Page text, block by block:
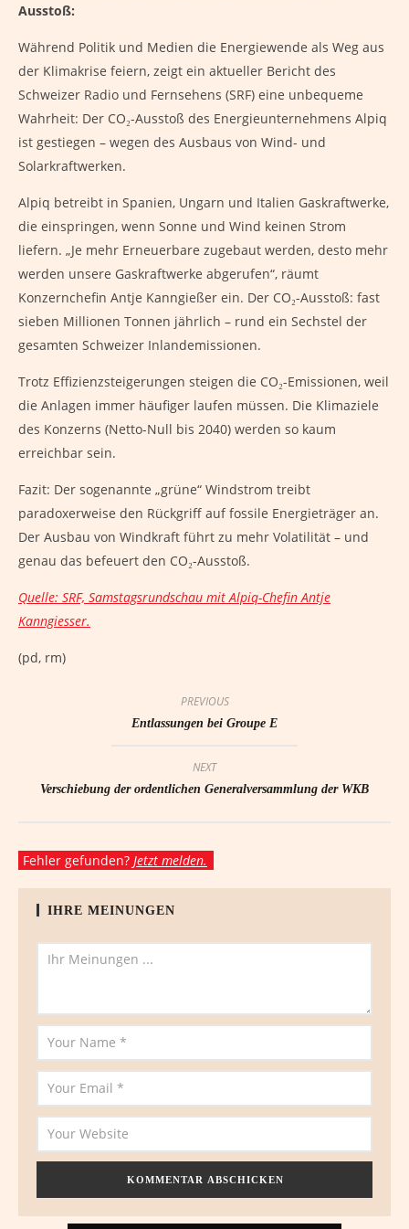
Ausstoß:
Während Politik und Medien die Energiewende als Weg aus
der Klimakrise feiern, zeigt ein aktueller Bericht des
Schweizer Radio und Fernsehens (SRF) eine unbequeme
Wahrheit: Der CO₂-Ausstoß des Energieunternehmens Alpiq
ist gestiegen – wegen des Ausbaus von Wind- und
Solarkraftwerken.
Alpiq betreibt in Spanien, Ungarn und Italien Gaskraftwerke,
die einspringen, wenn Sonne und Wind keinen Strom
liefern. „Je mehr Erneuerbare zugebaut werden, desto mehr
werden unsere Gaskraftwerke abgerufen“, räumt
Konzernchefin Antje Kanngießer ein. Der CO₂-Ausstoß: fast
sieben Millionen Tonnen jährlich – rund ein Sechstel der
gesamten Schweizer Inlandemissionen.
Trotz Effizienzsteigerungen steigen die CO₂-Emissionen, weil
die Anlagen immer häufiger laufen müssen. Die Klimaziele
des Konzerns (Netto-Null bis 2040) werden so kaum
erreichbar sein.
Fazit: Der sogenannte „grüne“ Windstrom treibt
paradoxerweise den Rückgriff auf fossile Energieträger an.
Der Ausbau von Windkraft führt zu mehr Volatilität – und
genau das befeuert den CO₂-Ausstoß.
Quelle: SRF, Samstagsrundschau mit Alpiq-Chefin Antje
Kanngiesser.
(pd, rm)
PREVIOUS
Entlassungen bei Groupe E
NEXT
Verschiebung der ordentlichen Generalversammlung der WKB
Fehler gefunden? Jetzt melden.
IHRE MEINUNGEN